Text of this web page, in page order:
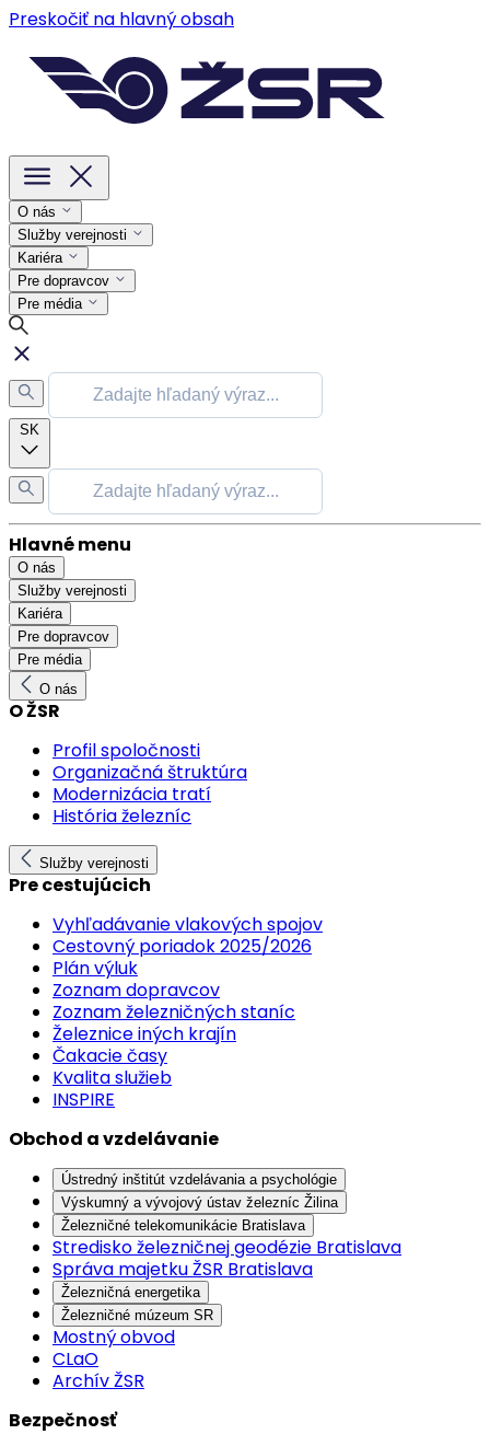
Preskočiť na hlavný obsah
O nás
Služby verejnosti
Kariéra
Pre dopravcov
Pre média
SK
Hlavné menu
O nás
Služby verejnosti
Kariéra
Pre dopravcov
Pre média
O nás
O ŽSR
Profil spoločnosti
Organizačná štruktúra
Modernizácia tratí
História železníc
Služby verejnosti
Pre cestujúcich
Vyhľadávanie vlakových spojov
Cestovný poriadok 2025/2026
Plán výluk
Zoznam dopravcov
Zoznam železničných staníc
Železnice iných krajín
Čakacie časy
Kvalita služieb
INSPIRE
Obchod a vzdelávanie
Ústredný inštitút vzdelávania a psychológie
Výskumný a vývojový ústav železníc Žilina
Železničné telekomunikácie Bratislava
Stredisko železničnej geodézie Bratislava
Správa majetku ŽSR Bratislava
Železničná energetika
Železničné múzeum SR
Mostný obvod
CLaO
Archív ŽSR
Bezpečnosť